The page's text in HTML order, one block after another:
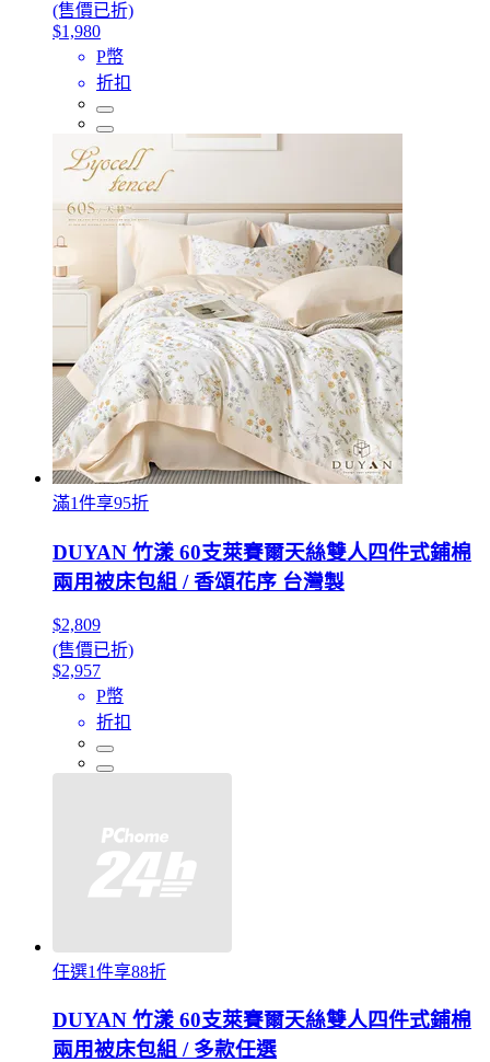
(售價已折)
$1,980
P幣
折扣
滿1件享95折
DUYAN 竹漾 60支萊賽爾天絲雙人四件式鋪棉
兩用被床包組 / 香頌花序 台灣製
$2,809
(售價已折)
$2,957
P幣
折扣
任選1件享88折
DUYAN 竹漾 60支萊賽爾天絲雙人四件式鋪棉
兩用被床包組 / 多款任選